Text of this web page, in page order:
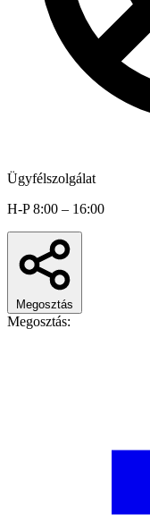
Ügyfélszolgálat
H-P 8:00 – 16:00
Megosztás
Megosztás: